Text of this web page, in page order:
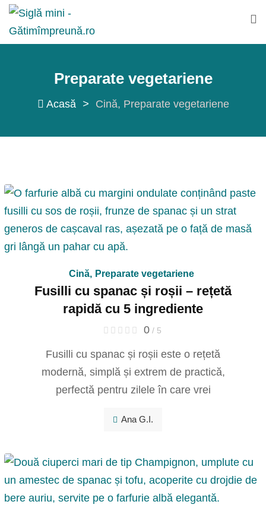
Sări
conținut
Preparate vegetariene
Acasă > Cină Preparate vegetariene
Cină, Preparate vegetariene
Fusilli cu spanac și roșii – rețetă
rapidă cu 5 ingrediente
0/ 5
Fusilli cu spanac și roșii este o rețetă
modernă, simplă și extrem de practică,
perfectă pentru zilele în care vrei
Ana G.I.